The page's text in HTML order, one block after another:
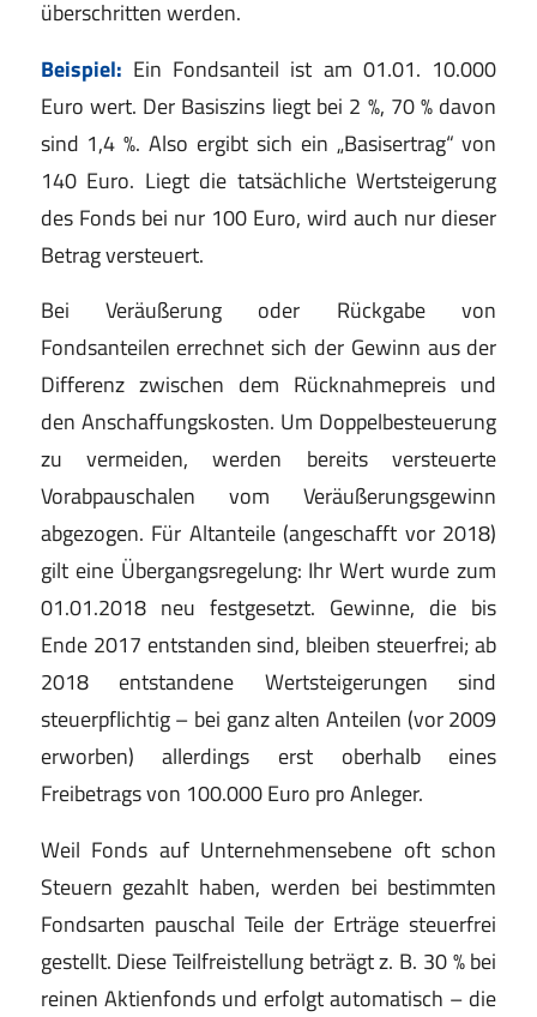
überschritten werden.
Beispiel: Ein Fondsanteil ist am 01.01. 10.000
Euro wert. Der Basiszins liegt bei 2 %, 70 % davon
sind 1,4 %. Also ergibt sich ein „Basisertrag“ von
140 Euro. Liegt die tatsächliche Wertsteigerung
des Fonds bei nur 100 Euro, wird auch nur dieser
Betrag versteuert.
Bei Veräußerung oder Rückgabe von
Fondsanteilen errechnet sich der Gewinn aus der
Differenz zwischen dem Rücknahmepreis und
den Anschaffungskosten. Um Doppelbesteuerung
zu vermeiden, werden bereits versteuerte
Vorabpauschalen vom Veräußerungsgewinn
abgezogen. Für Altanteile (angeschafft vor 2018)
gilt eine Übergangsregelung: Ihr Wert wurde zum
01.01.2018 neu festgesetzt. Gewinne, die bis
Ende 2017 entstanden sind, bleiben steuerfrei; ab
2018 entstandene Wertsteigerungen sind
steuerpflichtig – bei ganz alten Anteilen (vor 2009
erworben) allerdings erst oberhalb eines
Freibetrags von 100.000 Euro pro Anleger.
Weil Fonds auf Unternehmensebene oft schon
Steuern gezahlt haben, werden bei bestimmten
Fondsarten pauschal Teile der Erträge steuerfrei
gestellt. Diese Teilfreistellung beträgt z. B. 30 % bei
reinen Aktienfonds und erfolgt automatisch – die